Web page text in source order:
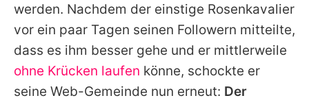
werden. Nachdem der einstige Rosenkavalier
vor ein paar Tagen seinen Followern mitteilte,
dass es ihm besser gehe und er mittlerweile
ohne Krücken laufen könne, schockte er
seine Web-Gemeinde nun erneut: Der